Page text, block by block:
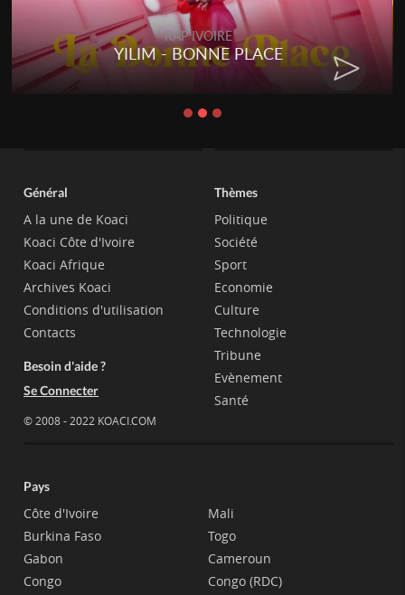
RAP IVOIRE
YILIM - BONNE PLACE
Général
A la une de Koaci
Koaci Côte d'Ivoire
Koaci Afrique
Archives Koaci
Conditions d'utilisation
Contacts
Besoin d'aide ?
Se Connecter
© 2008 - 2022 KOACI.COM
Thèmes
Politique
Société
Sport
Economie
Culture
Technologie
Tribune
Evènement
Santé
Pays
Côte d'Ivoire
Burkina Faso
Gabon
Congo
Mali
Togo
Cameroun
Congo (RDC)